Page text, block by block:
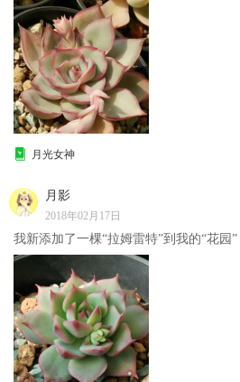
月光女神
月影
2018年02月17日
我新添加了一棵“拉姆雷特”到我的“花园”